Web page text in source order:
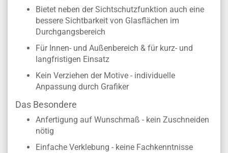
Bietet neben der Sichtschutzfunktion auch eine
bessere Sichtbarkeit von Glasflächen im
Durchgangsbereich
Für Innen- und Außenbereich & für kurz- und
langfristigen Einsatz
Kein Verziehen der Motive - individuelle
Anpassung durch Grafiker
Das Besondere
Anfertigung auf Wunschmaß - kein Zuschneiden
nötig
Einfache Verklebung - keine Fachkenntnisse